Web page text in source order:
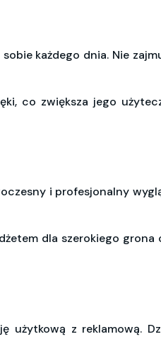
każdego dnia. Nie
co zwiększa jego
i profesjonalny
dla szerokiego
użytkową z reklamową.